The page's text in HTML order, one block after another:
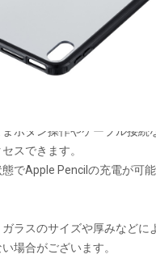
吸収背面ケース。
ボタン操作やケーブル接続
スできます。
でApple Pencilの充電が可能
ラスのサイズや厚みなどに
場合がございます。